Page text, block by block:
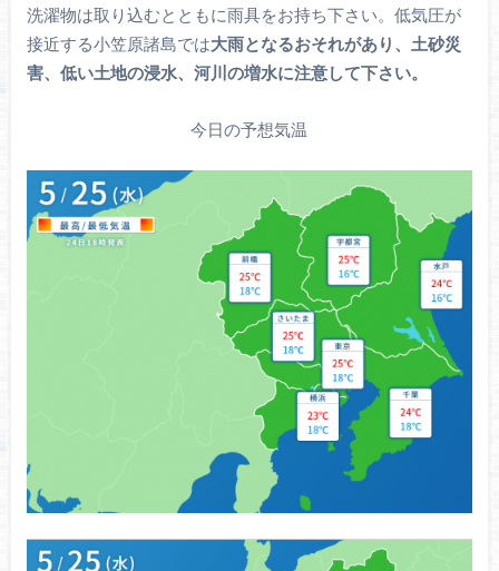
洗濯物は取り込むとともに雨具をお持ち下さい。低気圧が
接近する小笠原諸島では大雨となるおそれがあり、土砂災
害、低い土地の浸水、河川の増水に注意して下さい。
今日の予想気温